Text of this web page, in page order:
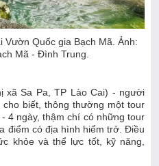
Vườn Quốc gia Bạch Mã. Ảnh:
Mã - Đình Trung.
xã Sa Pa, TP Lào Cai) - người
biết, thông thường một tour
4 ngày, thậm chí có những tour
điểm có địa hình hiểm trở. Điều
khỏe và thể lực tốt, kỹ năng,